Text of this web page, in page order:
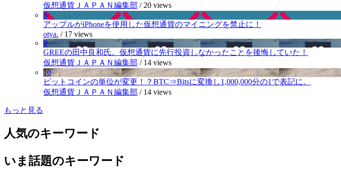
仮想通貨ＪＡＰＡＮ編集部 / 20 views
8
アップルがiPhoneを使用した仮想通貨のマイニングを禁止に！
otya. / 17 views
9
GREEの田中良和氏。仮想通貨に先行投資しなかったことを後悔していた！
仮想通貨ＪＡＰＡＮ編集部 / 14 views
10
ビットコインの単位が変更！？BTC⇒Bitsに変換し1,000,000分の1で表記に。
仮想通貨ＪＡＰＡＮ編集部 / 14 views
もっと見る
人気のキーワード
いま話題のキーワード